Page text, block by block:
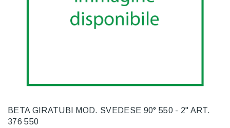
BETA GIRATUBI MOD. SVEDESE 90° 550 - 2" ART.
376 550